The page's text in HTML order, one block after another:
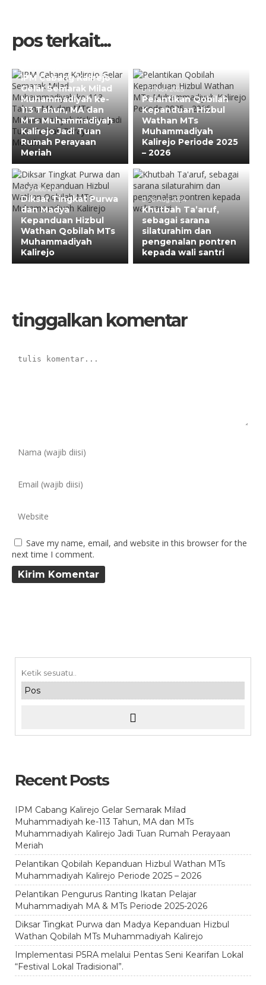
pos terkait...
IPM Cabang Kalirejo
Gelar Semarak Milad
Muhammadiyah ke-
113 Tahun, MA dan
MTs Muhammadiyah
Kalirejo Jadi Tuan
Rumah Perayaan
Meriah
17 Nov 2025
Pelantikan Qobilah
Kepanduan Hizbul
Wathan MTs
Muhammadiyah
Kalirejo Periode 2025
– 2026
15 Dec 2024
Diksar Tingkat Purwa
dan Madya
Kepanduan Hizbul
Wathan Qobilah MTs
Muhammadiyah
Kalirejo
26 Aug 2024
Khutbah Ta’aruf,
sebagai sarana
silaturahim dan
pengenalan pontren
kepada wali santri
tinggalkan komentar
Save my name, email, and website in this browser for the
next time I comment.
Recent Posts
IPM Cabang Kalirejo Gelar Semarak Milad
Muhammadiyah ke-113 Tahun, MA dan MTs
Muhammadiyah Kalirejo Jadi Tuan Rumah Perayaan
Meriah
Pelantikan Qobilah Kepanduan Hizbul Wathan MTs
Muhammadiyah Kalirejo Periode 2025 – 2026
Pelantikan Pengurus Ranting Ikatan Pelajar
Muhammadiyah MA & MTs Periode 2025-2026
Diksar Tingkat Purwa dan Madya Kepanduan Hizbul
Wathan Qobilah MTs Muhammadiyah Kalirejo
Implementasi P5RA melalui Pentas Seni Kearifan Lokal
“Festival Lokal Tradisional”.